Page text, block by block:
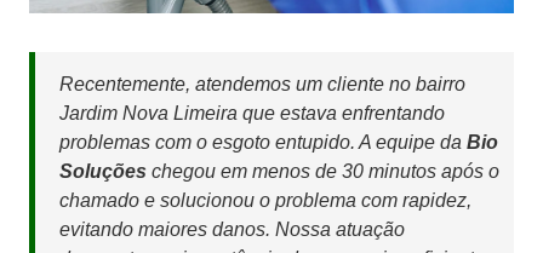
Recentemente, atendemos um cliente no bairro
Jardim Nova Limeira que estava enfrentando
problemas com o esgoto entupido. A equipe da Bio
Soluções chegou em menos de 30 minutos após o
chamado e solucionou o problema com rapidez,
evitando maiores danos. Nossa atuação